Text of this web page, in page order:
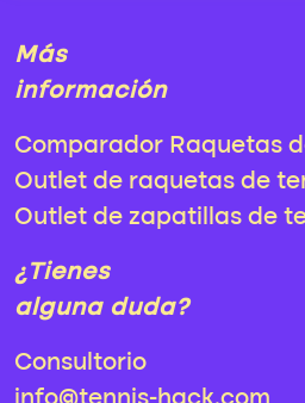
Más
información
Comparador Raquetas
Outlet de raquetas de
Outlet de zapatillas de
¿Tienes
alguna duda?
Consultorio